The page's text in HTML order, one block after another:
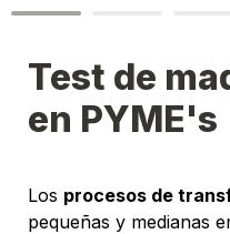
Test de
en PYME's
Los procesos de
pequeñas y medianas